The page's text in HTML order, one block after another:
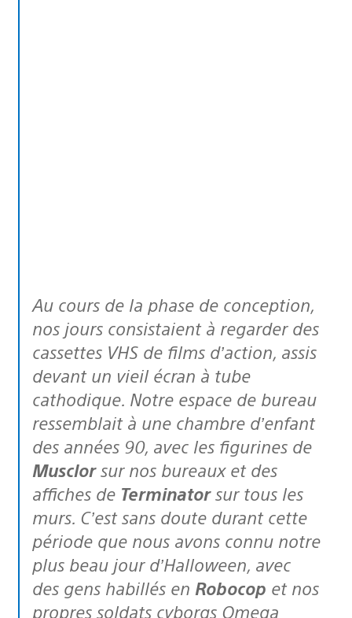
Au cours de la phase de conception,
nos jours consistaient à regarder des
cassettes VHS de films d’action, assis
devant un vieil écran à tube
cathodique. Notre espace de bureau
ressemblait à une chambre d’enfant
des années 90, avec les figurines de
Musclorsur nos bureaux et des
affiches de Terminatorsur tous les
murs. C’est sans doute durant cette
période que nous avons connu notre
plus beau jour d’Halloween, avec
des gens habillés en Robocop et nos
propres soldats cyborgs Omega